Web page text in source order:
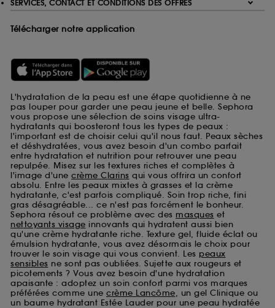
SERVICES, CONTACT ET CONDITIONS DES OFFRES
Télécharger notre application
L'hydratation de la peau est une étape quotidienne à ne
pas louper pour garder une peau jeune et belle. Sephora
vous propose une sélection de soins visage ultra-
hydratants qui boosteront tous les types de peaux :
l'important est de choisir celui qu'il nous faut. Peaux sèches
et déshydratées, vous avez besoin d'un combo parfait
entre hydratation et nutrition pour retrouver une peau
repulpée. Misez sur les textures riches et complètes à
l'image d'une crème Clarins qui vous offrira un confort
absolu. Entre les peaux mixtes à grasses et la crème
hydratante, c'est parfois compliqué. Soin trop riche, fini
gras désagréable... ce n'est pas forcément le bonheur.
Sephora résout ce problème avec des masques et
nettoyants visage innovants qui hydratent aussi bien
qu'une crème hydratante riche. Texture gel, fluide éclat ou
émulsion hydratante, vous avez désormais le choix pour
trouver le soin visage qui vous convient. Les peaux
sensibles ne sont pas oubliées. Sujette aux rougeurs et
picotements ? Vous avez besoin d'une hydratation
apaisante : adoptez un soin confort parmi vos marques
préférées comme une crème Lancôme, un gel Clinique ou
un baume hydratant Estée Lauder pour une peau hydratée